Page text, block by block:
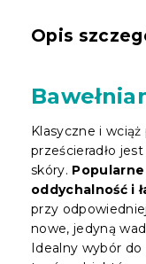
Opis
Klasyczne i
prześcieradło
skóry.
oddychalność i
przy
nowe, jedyną
Idealny wybór do